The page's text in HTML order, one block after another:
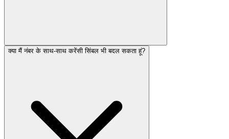
क्या मैं नंबर के साथ-साथ करेंसी सिंबल भी बदल सकता हूं?